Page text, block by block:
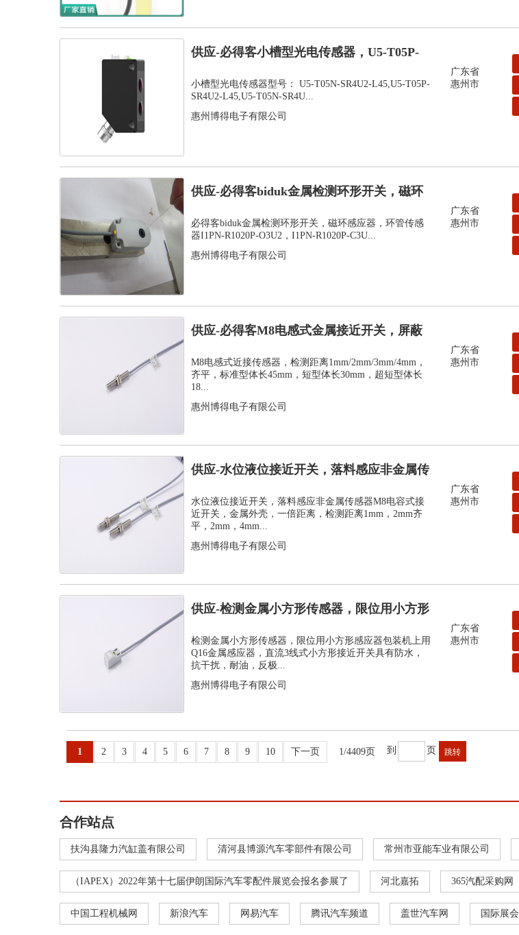
供应-必得客小槽型光电传感器，U5-T05P-
SR...
小槽型光电传感器型号： U5-T05N-SR4U2-L45,U5-T05P-
SR4U2-L45,U5-T05N-SR4U...
惠州博得电子有限公司
广东省
惠州市
供应-必得客biduk金属检测环形开关，磁环
感应器...
必得客biduk金属检测环形开关，磁环感应器，环管传感
器I1PN-R1020P-O3U2，I1PN-R1020P-C3U...
惠州博得电子有限公司
广东省
惠州市
供应-必得客M8电感式金属接近开关，屏蔽
式安装检测...
M8电感式近接传感器，检测距离1mm/2mm/3mm/4mm，
齐平，标准型体长45mm，短型体长30mm，超短型体长
18...
惠州博得电子有限公司
广东省
惠州市
供应-水位液位接近开关，落料感应非金属传
感器
水位液位接近开关，落料感应非金属传感器M8电容式接
近开关，金属外壳，一倍距离，检测距离1mm，2mm齐
平，2mm，4mm...
惠州博得电子有限公司
广东省
惠州市
供应-检测金属小方形传感器，限位用小方形
感应器
检测金属小方形传感器，限位用小方形感应器包装机上用
Q16金属感应器，直流3线式小方形接近开关具有防水，
抗干扰，耐油，反极...
惠州博得电子有限公司
广东省
惠州市
1 2 3 4 5 6 7 8 9 10 下一页 1/4409页 到 页
合作站点
扶沟县隆力汽缸盖有限公司 清河县博源汽车零部件有限公司 常州市亚能车业有限公司
（IAPEX）2022年第十七届伊朗国际汽车零配件展览会报名参展了 河北嘉拓 365汽配采购网
中国工程机械网 新浪汽车 网易汽车 腾讯汽车频道 盖世汽车网 国际展会